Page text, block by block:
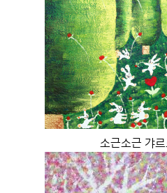
소근소근 갸